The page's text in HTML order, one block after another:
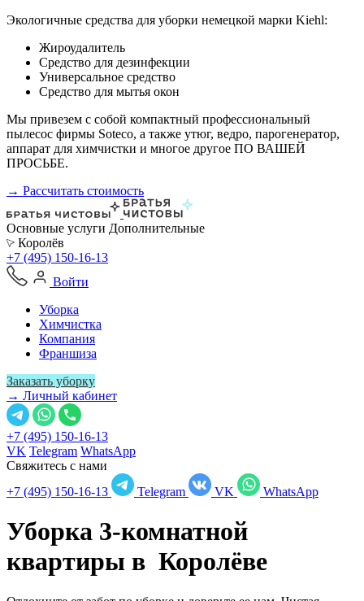
Экологичные средства для уборки немецкой марки Kiehl:
Жироудалитель
Средство для дезинфекции
Универсальное средство
Средство для мытья окон
Мы привезем с собой компактный профессиональный
пылесос фирмы Soteco, а также утюг, ведро, парогенератор,
аппарат для химчистки и многое другое ПО ВАШЕЙ
ПРОСЬБЕ.
→ Рассчитать стоимость
Основные услуги Дополнительные
Королёв
+7 (495) 150-16-13
Войти
Уборка
Химчистка
Компания
Франшиза
Заказать уборку
→ Личный кабинет
+7 (495) 150-16-13
VK Telegram WhatsApp
Свяжитесь с нами
+7 (495) 150-16-13
Telegram VK WhatsApp
Уборка 3-комнатной
квартиры в Королёве